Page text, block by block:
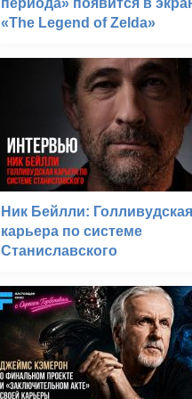
периода» появится в
«The Legend of Zelda»
Ник Бейлли: Голливудская
карьера по системе
Станиславского